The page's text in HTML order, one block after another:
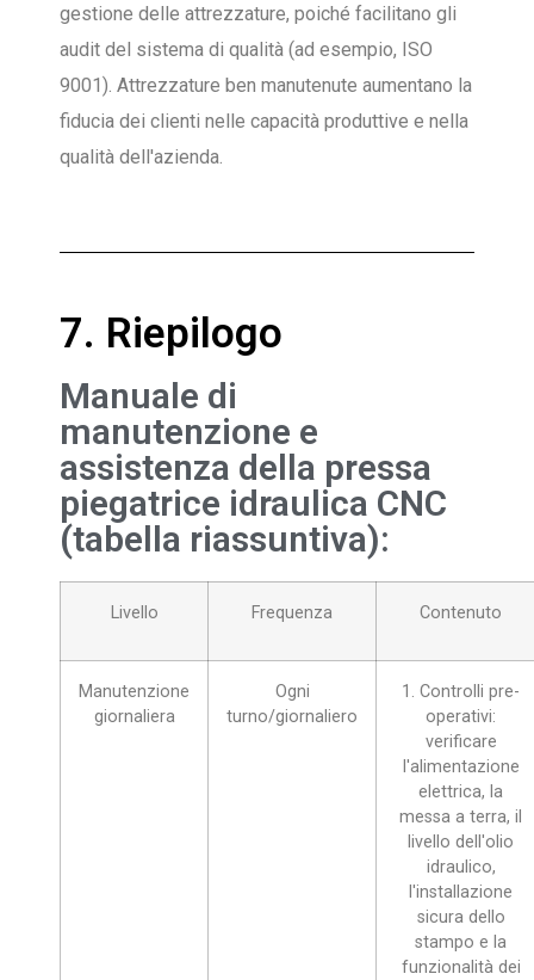
gestione delle attrezzature, poiché facilitano gli
audit del sistema di qualità (ad esempio, ISO
9001). Attrezzature ben manutenute aumentano la
fiducia dei clienti nelle capacità produttive e nella
qualità dell'azienda.
7. Riepilogo
Manuale di
manutenzione e
assistenza della pressa
piegatrice idraulica CNC
(tabella riassuntiva):
Livello Frequenza Contenuto
Manutenzione
giornaliera
Ogni
turno/giornaliero
1. Controlli pre-
operativi:
verificare
l'alimentazione
elettrica, la
messa a terra, il
livello dell'olio
idraulico,
l'installazione
sicura dello
stampo e la
funzionalità dei